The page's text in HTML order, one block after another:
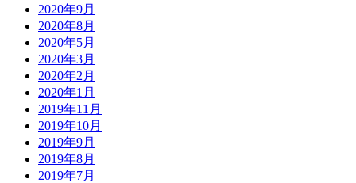
2020年9月
2020年8月
2020年5月
2020年3月
2020年2月
2020年1月
2019年11月
2019年10月
2019年9月
2019年8月
2019年7月